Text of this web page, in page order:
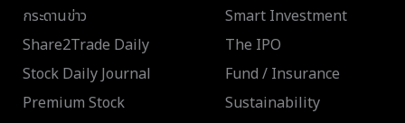
กระดานข่าว
Share2Trade Daily
Stock Daily Journal
Premium Stock
Smart Investment
The IPO
Fund / Insurance
Sustainability